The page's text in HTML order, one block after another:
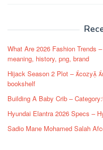
What Are 2026 Fashion Trends
meaning, history, png, brand
Hijack Season 2 Plot – cozy
bookshelf
Building A Baby Crib –
Hyundai Elantra 2026 Specs –
Sadio Mane Mohamed Salah